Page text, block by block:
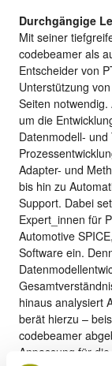
Durchgängige
Mit seiner
codebeamer als
Entscheider von
Unterstützung
Seiten
um die
Datenmodell-
Adapter- und
bis hin zu
Support. Dabei
Expert_innen für
Automotive
Software ein.
hinaus analysiert
berät hierzu –
codebeamer
Anpassung für